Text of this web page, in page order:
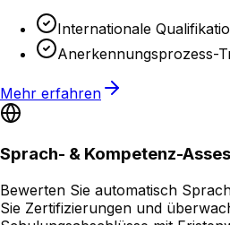
Internationale
Anerkennungsprozess-
Mehr erfahren
Sprach- & Kompetenz-
Bewerten Sie automatisch
Sie Zertifizierungen und